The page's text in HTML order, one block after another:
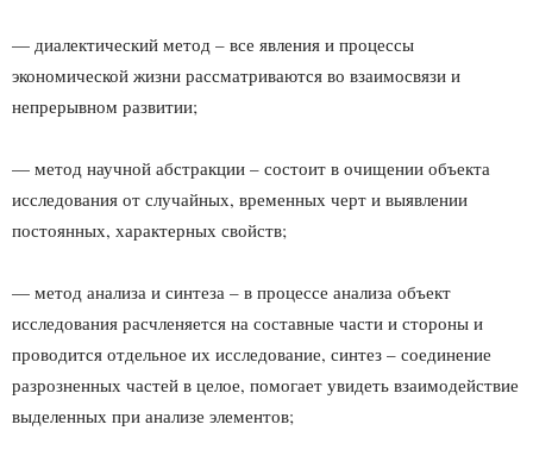
— диалектический метод – все явления и процессы
экономической жизни рассматриваются во взаимосвязи и
непрерывном развитии;
— метод научной абстракции – состоит в очищении объекта
исследования от случайных, временных черт и выявлении
постоянных, характерных свойств;
— метод анализа и синтеза – в процессе анализа объект
исследования расчленяется на составные части и стороны и
проводится отдельное их исследование, синтез – соединение
разрозненных частей в целое, помогает увидеть взаимодействие
выделенных при анализе элементов;